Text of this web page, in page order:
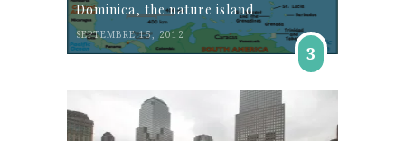
Dominica, the nature island
SEPTEMBRE 15, 2012
3